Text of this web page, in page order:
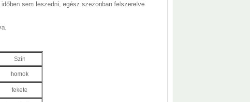
sem leszedni, egész szezonban felszerelve
Szín
homok
fekete